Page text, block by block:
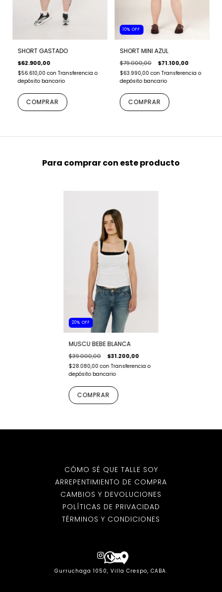
SHORT GASTADO
$62.900,00
$56.610,00con Transferencia o
depósito bancario
COMPRAR
10%OFF
SHORT MINI AZUL
$79.000,00 $71.100,00
$63.990,00con Transferencia o
depósito bancario
COMPRAR
Para comprar con este producto
20% OFF
MUSCU BEBE BLANCA
$39.000,00 $31.200,00
$28.080,00con Transferencia o
depósito bancario
COMPRAR
CÓMO SÉ QUE TALLE SOY
ARREPENTIMIENTO DE COMPRA
CAMBIOS Y DEVOLUCIONES
POLÍTICAS DE PRIVACIDAD
TÉRMINOS Y CONDICIONES
Gurruchaga 1050, Villa Crespo, CABA.